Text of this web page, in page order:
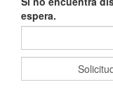
espera.